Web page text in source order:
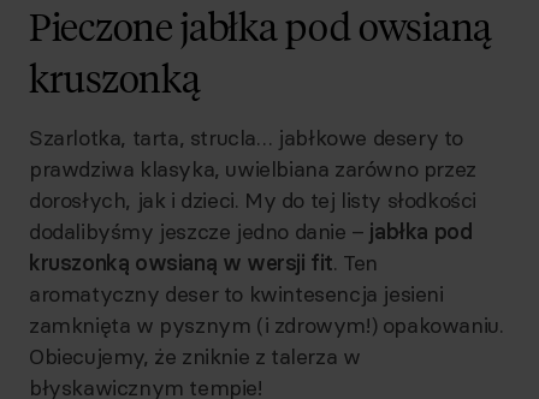
Pieczone jabłka pod owsianą
kruszonką
Szarlotka, tarta, strucla… jabłkowe desery to
prawdziwa klasyka, uwielbiana zarówno przez
dorosłych, jak i dzieci. My do tej listy słodkości
dodalibyśmy jeszcze jedno danie – jabłka pod
kruszonką owsianą w wersji fit. Ten
aromatyczny deser to kwintesencja jesieni
zamknięta w pysznym (i zdrowym!) opakowaniu.
Obiecujemy, że zniknie z talerza w
błyskawicznym tempie!